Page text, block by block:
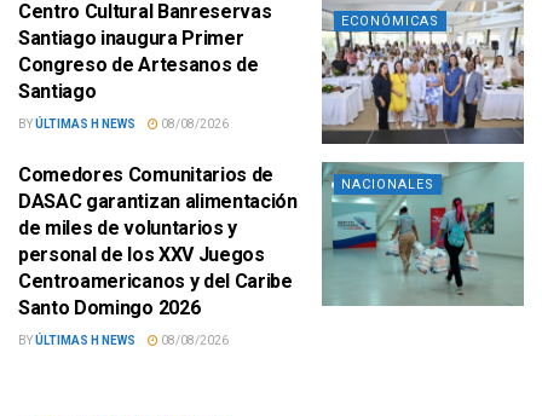
ECONÓMICAS
Centro Cultural Banreservas
Santiago inaugura Primer
Congreso de Artesanos de
Santiago
BYÚLTIMAS H NEWS 08/08/2026
NACIONALES
Comedores Comunitarios de
DASAC garantizan alimentación
de miles de voluntarios y
personal de los XXV Juegos
Centroamericanos y del Caribe
Santo Domingo 2026
BYÚLTIMAS H NEWS 08/08/2026